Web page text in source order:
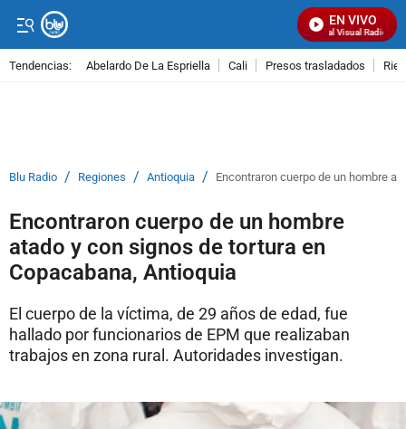
EN VIVO
Señal Visual Radio
Tendencias: Abelardo De La Espriella Cali Presos trasladados
Blu Radio / Regiones / Antioquia / Encontraron cuerpo de un hombre
Encontraron cuerpo de un hombre
atado y con signos de tortura en
Copacabana, Antioquia
El cuerpo de la víctima, de 29 años de edad, fue
hallado por funcionarios de EPM que realizaban
trabajos en zona rural. Autoridades investigan.